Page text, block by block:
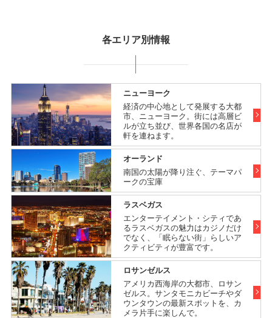
各エリア別情報
ニューヨーク
経済の中心地として発展する大都
市、ニューヨーク。街には高層ビ
ルが立ち並び、世界各国の名店が
軒を連ねます。
オーランド
南国の太陽が降り注ぐ、テーマパ
ークの宝庫
ラスベガス
エンターテイメント・シティであ
るラスベガスの魅力はカジノだけ
でなく、「眠らない街」らしいア
クティビティが豊富です。
ロサンゼルス
アメリカ西海岸の大都市、ロサン
ゼルス。サンタモニカビーチやダ
ウンタウンの最新スポットを、カ
メラ片手に楽しんで。